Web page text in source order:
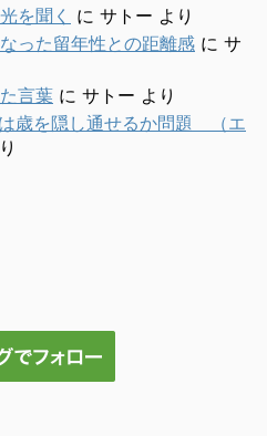
を聞く に サトー より
った留年性との距離感 に サ
言葉 に サトー より
歳を隠し通せるか問題 （エ